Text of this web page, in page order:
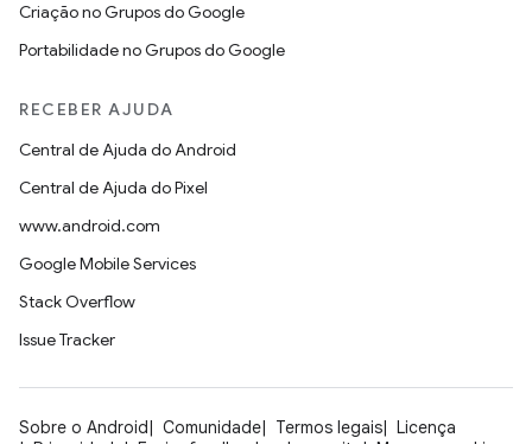
Criação no Grupos do Google
Portabilidade no Grupos do Google
RECEBER AJUDA
Central de Ajuda do Android
Central de Ajuda do Pixel
www.android.com
Google Mobile Services
Stack Overflow
Issue Tracker
Sobre o Android Comunidade Termos legais
Licença